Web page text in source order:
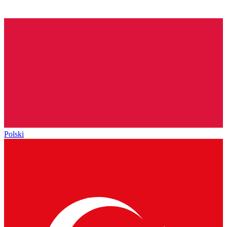
Polski